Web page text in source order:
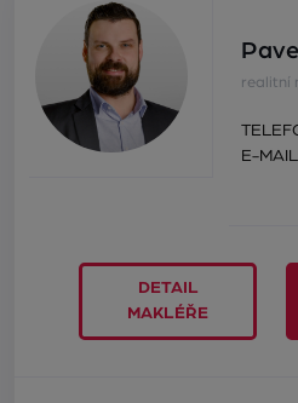
realitní
E-
DETAIL
MAKLÉŘE